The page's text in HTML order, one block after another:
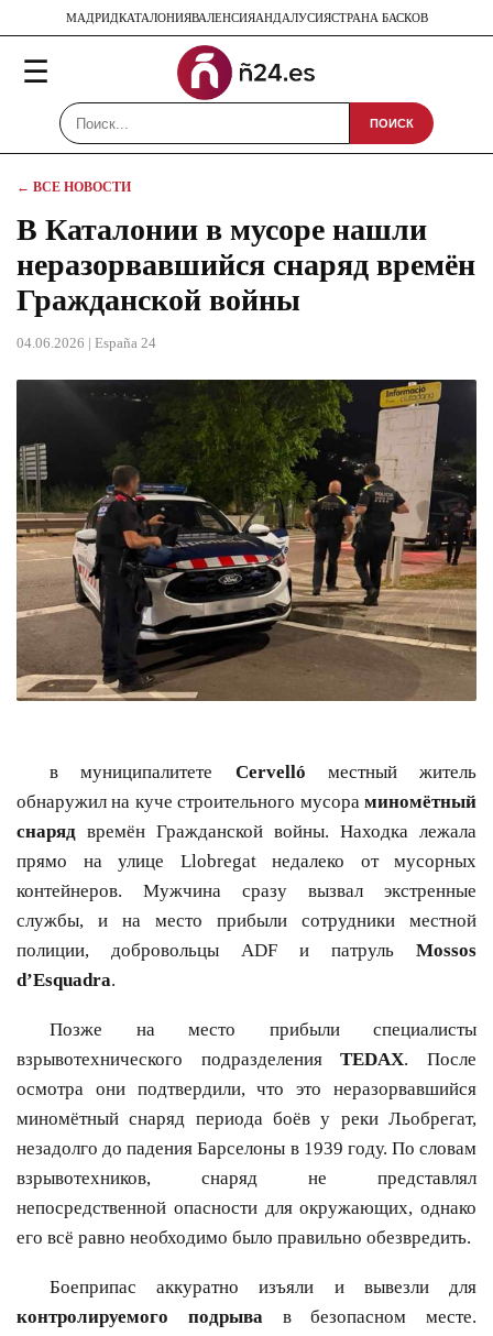
МАДРИДКАТАЛОНИЯВАЛЕНСИЯАНДАЛУСИЯСТРАНА БАСКОВ
☰
ПОИСК
← ВСЕ НОВОСТИ
В Каталонии в мусоре нашли
неразорвавшийся снаряд времён
Гражданской войны
04.06.2026 | España 24
в муниципалитете Cervelló местный житель
обнаружил на куче строительного мусора миномётный
снаряд времён Гражданской войны. Находка лежала
прямо на улице Llobregat недалеко от мусорных
контейнеров. Мужчина сразу вызвал экстренные
службы, и на место прибыли сотрудники местной
полиции, добровольцы ADF и патруль Mossos
d’Esquadra.
Позже на место прибыли специалисты
взрывотехнического подразделенияTEDAX. После
осмотра они подтвердили, что это неразорвавшийся
миномётный снаряд периода боёв у реки Льобрегат,
незадолго до падения Барселоны в 1939 году. По словам
взрывотехников, снаряд не представлял
непосредственной опасности для окружающих, однако
его всё равно необходимо было правильно обезвредить.
Боеприпас аккуратно изъяли и вывезли для
контролируемого подрывав безопасном месте.